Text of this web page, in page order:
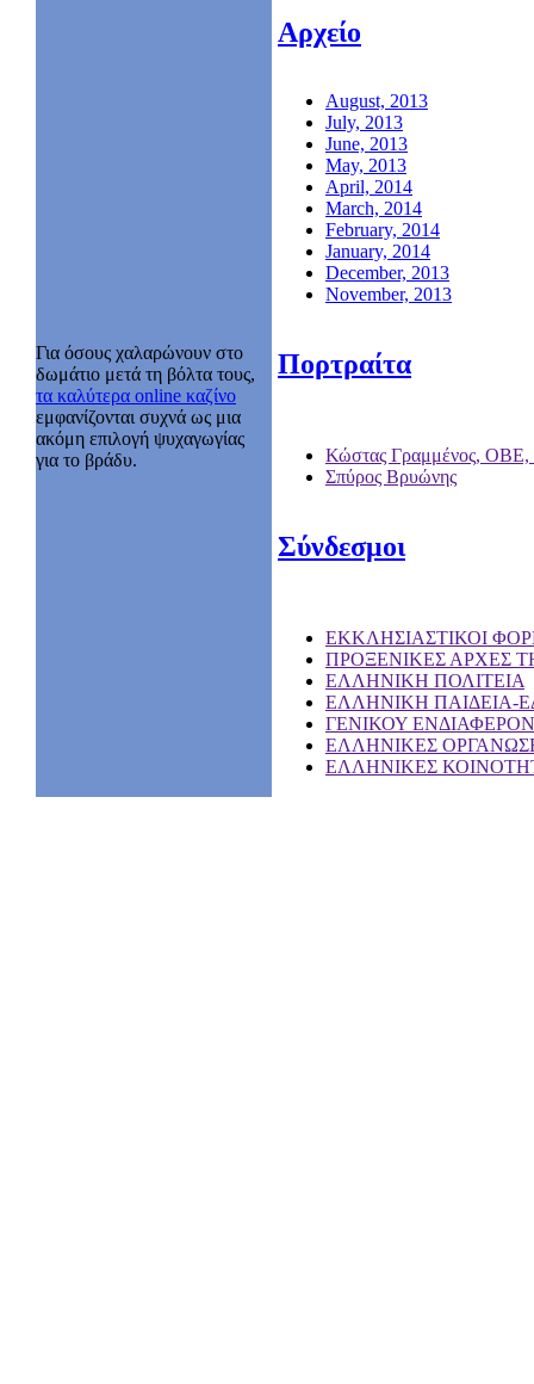
Για όσους χαλαρώνουν στο
δωμάτιο μετά τη βόλτα τους,
τα καλύτερα online καζίνο
εμφανίζονται συχνά ως μια
ακόμη επιλογή ψυχαγωγίας
για το βράδυ.
Αρχείο
August, 2013
July, 2013
June, 2013
May, 2013
April, 2014
March, 2014
February, 2014
January, 2014
December, 2013
November, 2013
Πορτραίτα
Κώστας Γραμμένος, ΟΒΕ,
Σπύρος Βρυώνης
Σύνδεσμοι
EKKΛΗΣΙΑΣΤΙΚΟΙ
ΠΡΟΞΕΝΙΚΕΣ ΑΡΧΕΣ
ΕΛΛΗΝΙΚΗ ΠΟΛΙΤΕΙΑ
ΕΛΛΗΝΙΚΗ ΠΑΙΔΕΙΑ-
ΓΕΝΙΚΟΥ
ΕΛΛΗΝΙΚΕΣ
ΕΛΛΗΝΙΚΕΣ